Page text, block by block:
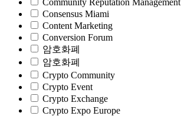
Consensus Miami
Content Marketing
Conversion Forum
암호화폐
암호화폐
Crypto Community
Crypto Event
Crypto Exchange
Crypto Expo Europe